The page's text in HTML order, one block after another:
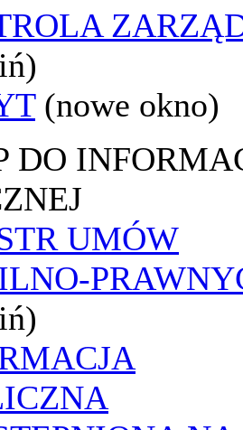
(nowe okno)
DO
UMÓW